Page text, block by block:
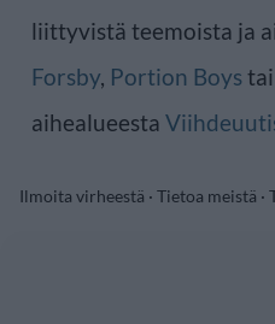
liittyvistä teemoista ja
Forsby Portion Boys
aihealueesta
Ilmoita virheestä · Tietoa meistä ·